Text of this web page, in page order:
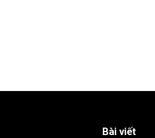
Bài viết